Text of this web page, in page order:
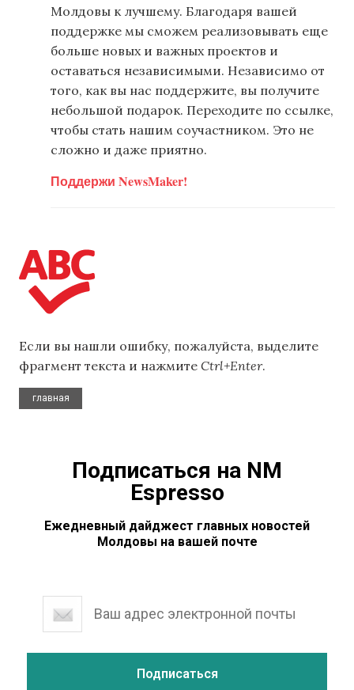
Молдовы к лучшему. Благодаря вашей
поддержке мы сможем реализовывать еще
больше новых и важных проектов и
оставаться независимыми. Независимо от
того, как вы нас поддержите, вы получите
небольшой подарок. Переходите по ссылке,
чтобы стать нашим соучастником. Это не
сложно и даже приятно.
Поддержи NewsMaker!
Если вы нашли ошибку, пожалуйста, выделите
фрагмент текста и нажмите Ctrl+Enter.
главная
Подписаться на NM
Espresso
Ежедневный дайджест главных новостей
Молдовы на вашей почте